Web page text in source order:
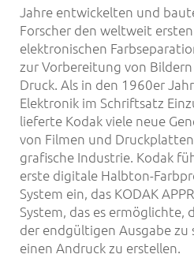
Jahre entwickelten und
Forscher den weltweit ersten
elektronischen
zur Vorbereitung von
Druck. Als in den 1960er
Elektronik im Schriftsatz
lieferte Kodak viele neue
von Filmen und
grafische Industrie. Kodak
erste digitale Halbton-
System ein, das KODAK
System, das es ermöglichte,
der endgültigen Ausgabe zu
einen Andruck zu erstellen.